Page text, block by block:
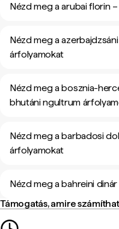
Nézd meg a arubai florin
Nézd meg a
árfolyamokat
Nézd meg a bosznia-
bhutáni ngultrum
Nézd meg a barbadosi
árfolyamokat
Nézd meg a bahreini
Támogatás, amire